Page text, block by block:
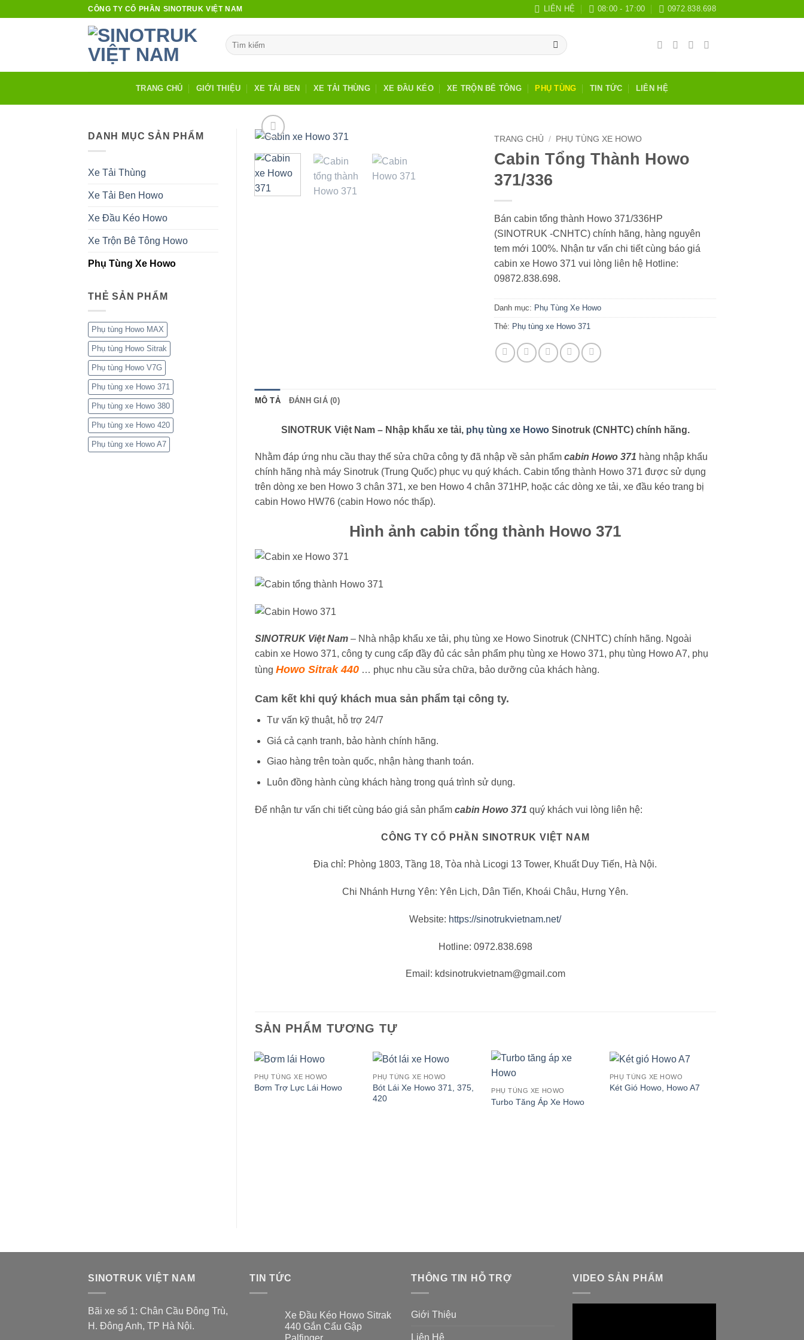
CÔNG TY CỔ PHẦN SINOTRUK VIỆT NAM LIÊN HỆ 08:00 - 17:00 0972.838.698
Tìm
kiếm:
TRANG CHỦ GIỚI THIỆU XE TẢI BEN XE TẢI THÙNG XE ĐẦU KÉO XE TRỘN BÊ TÔNG PHỤ TÙNG TIN TỨC LIÊN HỆ
DANH MỤC SẢN PHẨM
Xe Tải Thùng
Xe Tải Ben Howo
Xe Đầu Kéo Howo
Xe Trộn Bê Tông Howo
Phụ Tùng Xe Howo
THẺ SẢN PHẨM
Phụ tùng Howo MAX
Phụ tùng Howo Sitrak
Phụ tùng Howo V7G
Phụ tùng xe Howo 371
Phụ tùng xe Howo 380
Phụ tùng xe Howo 420
Phụ tùng xe Howo A7
TRANG CHỦ / PHỤ TÙNG XE HOWO
Cabin Tổng Thành Howo
371/336
Bán cabin tổng thành Howo 371/336HP
(SINOTRUK -CNHTC) chính hãng, hàng nguyên
tem mới 100%. Nhận tư vấn chi tiết cùng báo giá
cabin xe Howo 371 vui lòng liên hệ Hotline:
09872.838.698.
Danh mục: Phụ Tùng Xe Howo
Thẻ: Phụ tùng xe Howo 371
MÔ TẢ ĐÁNH GIÁ (0)
SINOTRUK Việt Nam – Nhập khẩu xe tải, phụ tùng xe HowoSinotruk (CNHTC) chính hãng.
Nhằm đáp ứng nhu cầu thay thế sửa chữa công ty đã nhập về sản phẩm cabin Howo 371 hàng nhập khẩu
chính hãng nhà máy Sinotruk (Trung Quốc) phục vụ quý khách. Cabin tổng thành Howo 371 được sử dụng
trên dòng xe ben Howo 3 chân 371, xe ben Howo 4 chân 371HP, hoặc các dòng xe tải, xe đầu kéo trang bị
cabin Howo HW76 (cabin Howo nóc thấp).
Hình ảnh cabin tổng thành Howo 371
SINOTRUK Việt Nam– Nhà nhập khẩu xe tải, phụ tùng xe Howo Sinotruk (CNHTC) chính hãng. Ngoài
cabin xe Howo 371, công ty cung cấp đầy đủ các sản phẩm phụ tùng xe Howo 371, phụ tùng Howo A7, phụ
tùng Howo Sitrak 440… phục nhu cầu sửa chữa, bảo dưỡng của khách hàng.
Cam kết khi quý khách mua sản phẩm tại công ty.
Tư vấn kỹ thuật, hỗ trợ 24/7
Giá cả cạnh tranh, bảo hành chính hãng.
Giao hàng trên toàn quốc, nhận hàng thanh toán.
Luôn đồng hành cùng khách hàng trong quá trình sử dụng.
Để nhận tư vấn chi tiết cùng báo giá sản phẩm cabin Howo 371 quý khách vui lòng liên hệ:
CÔNG TY CỔ PHẦN SINOTRUK VIỆT NAM
Đia chỉ: Phòng 1803, Tầng 18, Tòa nhà Licogi 13 Tower, Khuất Duy Tiến, Hà Nội.
Chi Nhánh Hưng Yên: Yên Lịch, Dân Tiến, Khoái Châu, Hưng Yên.
Website: https://sinotrukvietnam.net/
Hotline: 0972.838.698
Email: kdsinotrukvietnam@gmail.com
SẢN PHẨM TƯƠNG TỰ
PHỤ TÙNG XE HOWO
Bơm Trợ Lực Lái Howo
PHỤ TÙNG XE HOWO
Bót Lái Xe Howo 371, 375,
420
PHỤ TÙNG XE HOWO
Turbo Tăng Áp Xe Howo
PHỤ TÙNG XE HOWO
Két Gió Howo, Howo A7
SINOTRUK VIỆT NAM
Bãi xe số 1: Chân Cầu Đông Trù,
H. Đông Anh, TP Hà Nội.
TIN TỨC
Xe Đầu Kéo Howo Sitrak
440 Gắn Cẩu Gập
Palfinger
THÔNG TIN HỖ TRỢ
Giới Thiệu
Liên Hệ
VIDEO SẢN PHẨM